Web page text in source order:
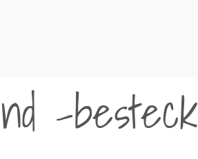
-